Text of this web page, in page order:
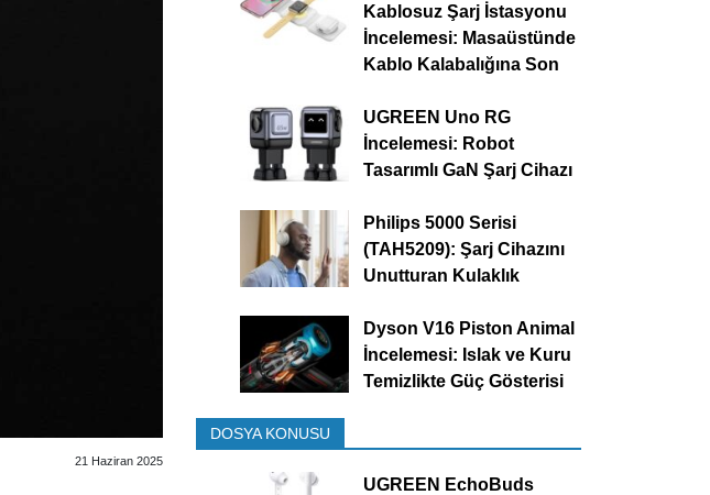
21 Haziran 2025
Kablosuz Şarj İstasyonu
İncelemesi: Masaüstünde
Kablo Kalabalığına Son
UGREEN Uno RG
İncelemesi: Robot
Tasarımlı GaN Şarj Cihazı
Philips 5000 Serisi
(TAH5209): Şarj Cihazını
Unutturan Kulaklık
Dyson V16 Piston Animal
İncelemesi: Islak ve Kuru
Temizlikte Güç Gösterisi
DOSYA KONUSU
UGREEN EchoBuds